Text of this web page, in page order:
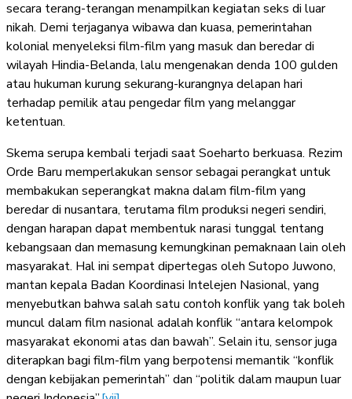
secara terang-terangan menampilkan kegiatan seks di luar
nikah. Demi terjaganya wibawa dan kuasa, pemerintahan
kolonial menyeleksi film-film yang masuk dan beredar di
wilayah Hindia-Belanda, lalu mengenakan denda 100 gulden
atau hukuman kurung sekurang-kurangnya delapan hari
terhadap pemilik atau pengedar film yang melanggar
ketentuan.
Skema serupa kembali terjadi saat Soeharto berkuasa. Rezim
Orde Baru memperlakukan sensor sebagai perangkat untuk
membakukan seperangkat makna dalam film-film yang
beredar di nusantara, terutama film produksi negeri sendiri,
dengan harapan dapat membentuk narasi tunggal tentang
kebangsaan dan memasung kemungkinan pemaknaan lain oleh
masyarakat. Hal ini sempat dipertegas oleh Sutopo Juwono,
mantan kepala Badan Koordinasi Intelejen Nasional, yang
menyebutkan bahwa salah satu contoh konflik yang tak boleh
muncul dalam film nasional adalah konflik “antara kelompok
masyarakat ekonomi atas dan bawah”. Selain itu, sensor juga
diterapkan bagi film-film yang berpotensi memantik “konflik
dengan kebijakan pemerintah” dan “politik dalam maupun luar